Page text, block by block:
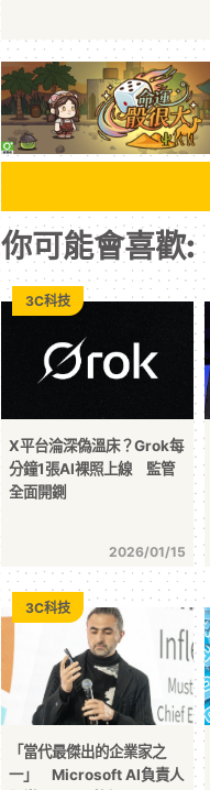
你可能會喜歡:
X平台淪深偽溫床？Grok每
分鐘1張AI裸照上線 監管
全面開鍘
2026/01/15
3C科技
「當代最傑出的企業家之
一」 Microsoft AI負責人
3C科技